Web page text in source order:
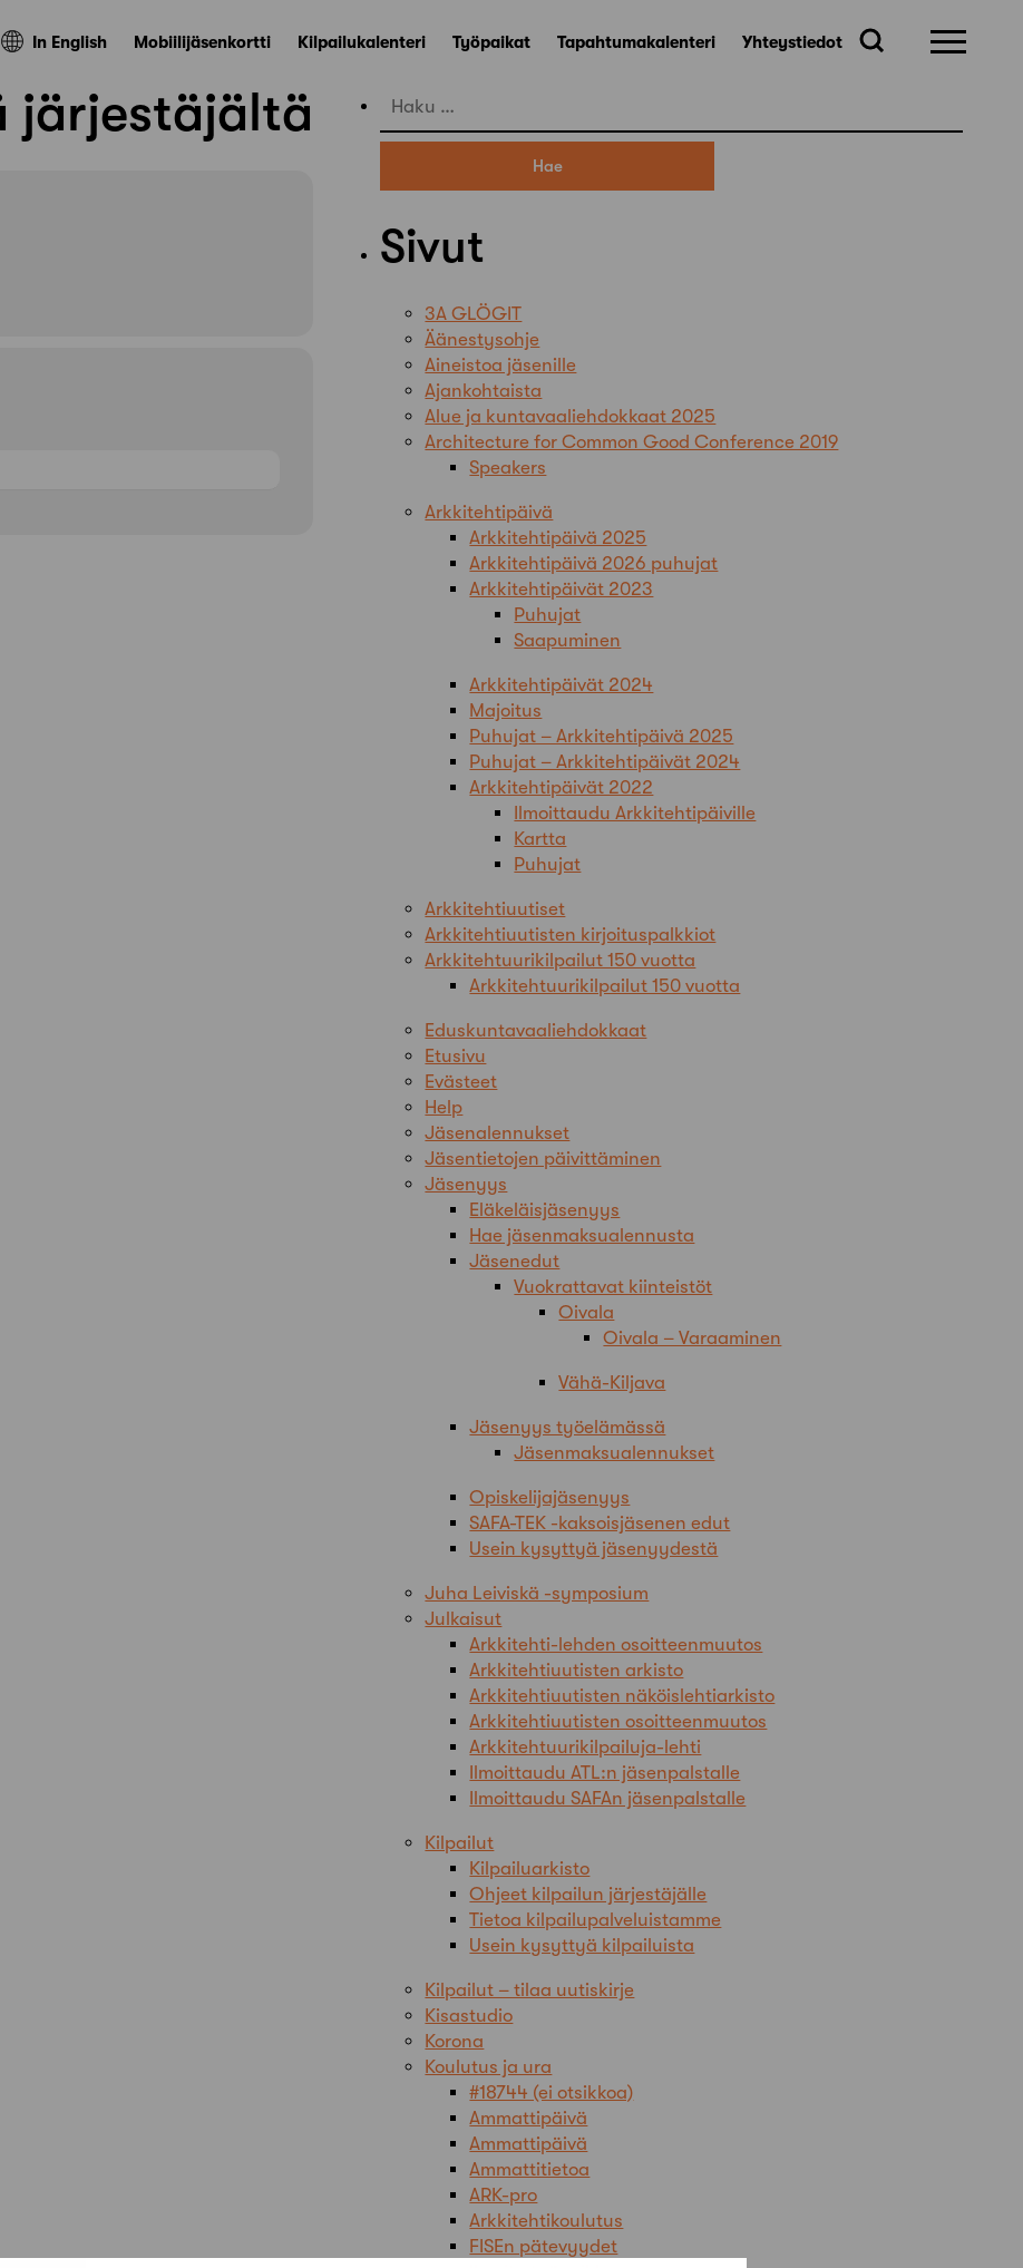
In English Mobiilijäsenkortti Kilpailukalenteri Työpaikat Tapahtumakalenteri Yhteystiedot
järjestäjältä Haku:
Sivut
3A GLÖGIT
Äänestysohje
Aineistoa jäsenille
Ajankohtaista
Alue ja kuntavaaliehdokkaat 2025
Architecture for Common Good Conference 2019
Speakers
Arkkitehtipäivä
Arkkitehtipäivä 2025
Arkkitehtipäivä 2026 puhujat
Arkkitehtipäivät 2023
Puhujat
Saapuminen
Arkkitehtipäivät 2024
Majoitus
Puhujat – Arkkitehtipäivä 2025
Puhujat – Arkkitehtipäivät 2024
Arkkitehtipäivät 2022
Ilmoittaudu Arkkitehtipäiville
Kartta
Puhujat
Arkkitehtiuutiset
Arkkitehtiuutisten kirjoituspalkkiot
Arkkitehtuurikilpailut 150 vuotta
Arkkitehtuurikilpailut 150 vuotta
Eduskuntavaaliehdokkaat
Etusivu
Evästeet
Help
Jäsenalennukset
Jäsentietojen päivittäminen
Jäsenyys
Eläkeläisjäsenyys
Hae jäsenmaksualennusta
Jäsenedut
Vuokrattavat kiinteistöt
Oivala
Oivala – Varaaminen
Vähä-Kiljava
Jäsenyys työelämässä
Jäsenmaksualennukset
Opiskelijajäsenyys
SAFA-TEK -kaksoisjäsenen edut
Usein kysyttyä jäsenyydestä
Juha Leiviskä -symposium
Julkaisut
Arkkitehti-lehden osoitteenmuutos
Arkkitehtiuutisten arkisto
Arkkitehtiuutisten näköislehtiarkisto
Arkkitehtiuutisten osoitteenmuutos
Arkkitehtuurikilpailuja-lehti
Ilmoittaudu ATL:n jäsenpalstalle
Ilmoittaudu SAFAn jäsenpalstalle
Kilpailut
Kilpailuarkisto
Ohjeet kilpailun järjestäjälle
Tietoa kilpailupalveluistamme
Usein kysyttyä kilpailuista
Kilpailut – tilaa uutiskirje
Kisastudio
Korona
Koulutus ja ura
#18744 (ei otsikkoa)
Ammattipäivä
Ammattipäivä
Ammattitietoa
ARK-pro
Arkkitehtikoulutus
FISEn pätevyydet